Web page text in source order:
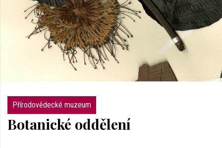
Přírodovědecké muzeum
Botanické oddělení